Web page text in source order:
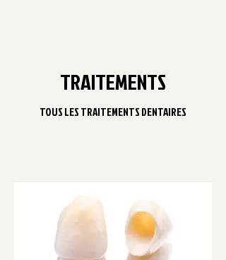
TRAITEMENTS
TOUS LES TRAITEMENTS DENTAIRES